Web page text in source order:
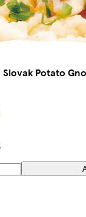
Potato